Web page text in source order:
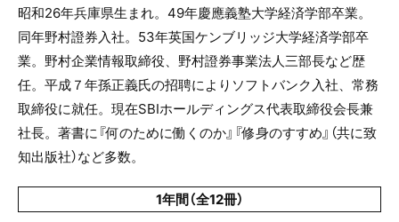
昭和26年兵庫県生まれ。49年慶應義塾大学経済学部卒業。
同年野村證券入社。53年英国ケンブリッジ大学経済学部卒
業。野村企業情報取締役、野村證券事業法人三部長など歴
任。平成７年孫正義氏の招聘によりソフトバンク入社、常務
取締役に就任。現在SBIホールディングス代表取締役会長兼
社長。著書に『何のために働くのか』『修身のすすめ』（共に致
知出版社）など多数。
1年間（全12冊）